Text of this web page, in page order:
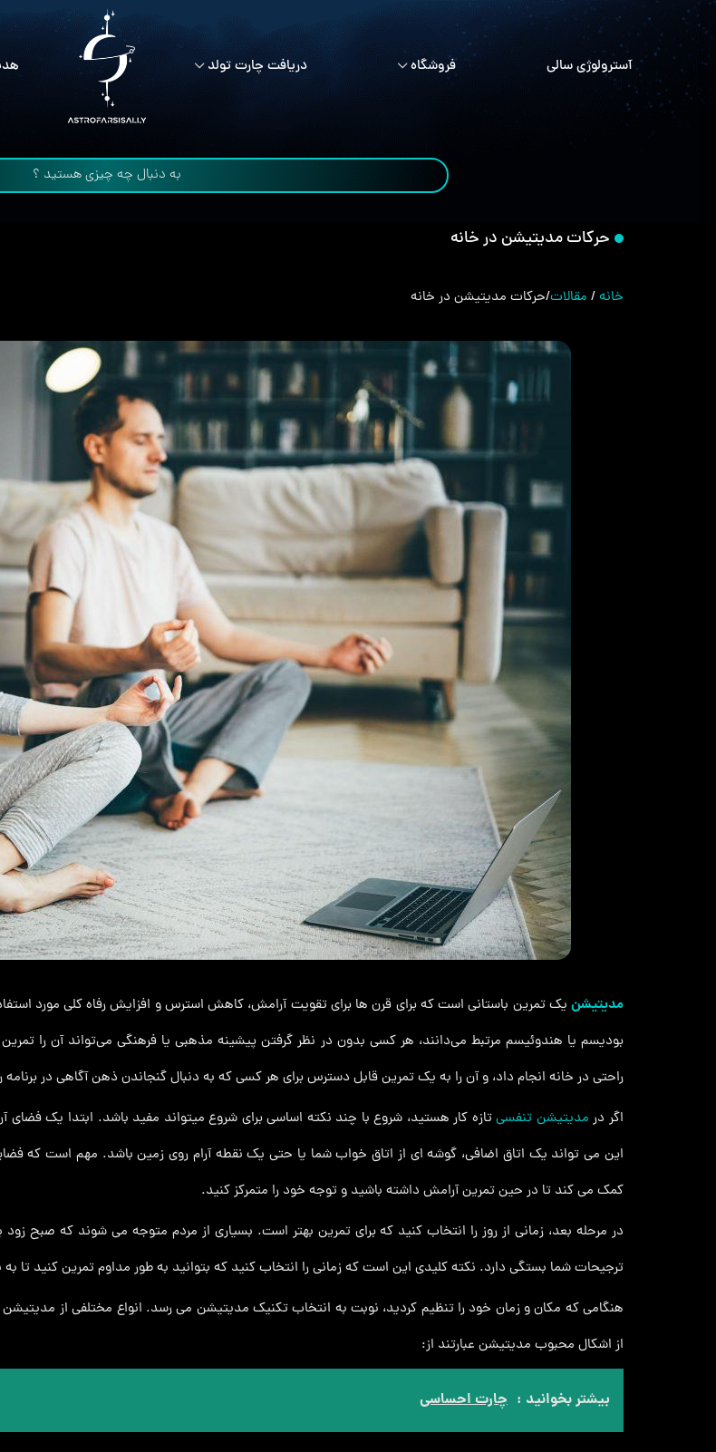
آسترولوژی سالی فروشگاه دریافت چارت تولد
حرکات مدیتیشن در خانه
خانه/ مقالات/حرکات مدیتیشن در خانه
مدیتیشن یک تمرین باستانی است که برای قرن ها برای تقویت آرامش، کاهش استرس و افزایش رفاه کلی مورد
بودیسم یا هندوئیسم مرتبط می‌دانند، هر کسی بدون در نظر گرفتن پیشینه مذهبی یا فرهنگی می‌تواند آن را
راحتی در خانه انجام داد، و آن را به یک تمرین قابل دسترس برای هر کسی که به دنبال گنجاندن ذهن آگاهی در
اگر در مدیتیشن تنفسیتازه کار هستید، شروع با چند نکته اساسی برای شروع میتواند مفید باشد. ابتدا یک فضای
این می تواند یک اتاق اضافی، گوشه ای از اتاق خواب شما یا حتی یک نقطه آرام روی زمین باشد. مهم است که
کمک می کند تا در حین تمرین آرامش داشته باشید و توجه خود را متمرکز کنید.
در مرحله بعد، زمانی از روز را انتخاب کنید که برای تمرین بهتر است. بسیاری از مردم متوجه می شوند که صبح
ترجیحات شما بستگی دارد. نکته کلیدی این است که زمانی را انتخاب کنید که بتوانید به طور مداوم تمرین کنید تا
هنگامی که مکان و زمان خود را تنظیم کردید، نوبت به انتخاب تکنیک مدیتیشن می رسد. انواع مختلفی از
از اشکال محبوب مدیتیشن عبارتند از:
بیشتر بخوانید : چارت احساسی